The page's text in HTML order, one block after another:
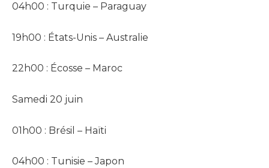
04h00 : Turquie – Paraguay
19h00 : États-Unis – Australie
22h00 : Écosse – Maroc
Samedi 20 juin
01h00 : Brésil – Haïti
04h00 : Tunisie – Japon